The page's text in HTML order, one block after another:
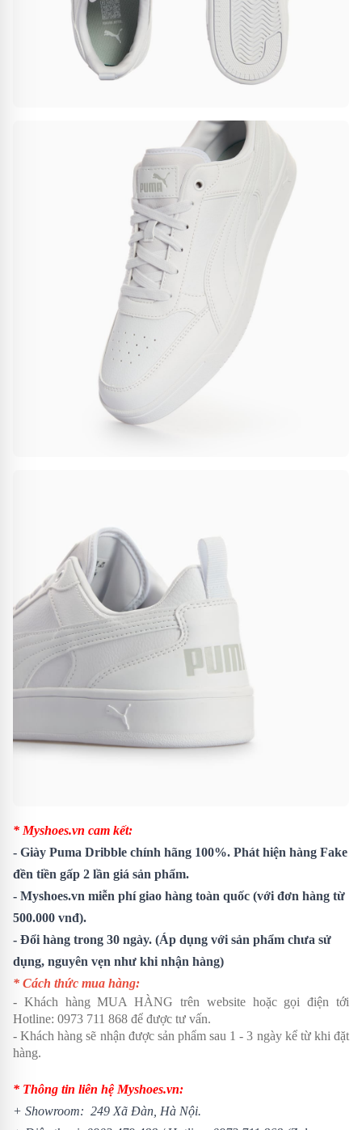
* Myshoes.vn cam kết:
- Giày Puma Dribble chính hãng 100%. Phát hiện hàng Fake
đền tiền gấp 2 lần giá sản phẩm.
- Myshoes.vn miễn phí giao hàng toàn quốc (với đơn hàng từ
500.000 vnđ).
- Đổi hàng trong 30 ngày. (Áp dụng với sản phẩm chưa sử
dụng, nguyên vẹn như khi nhận hàng)
* Cách thức mua hàng:
- Khách hàng MUA HÀNG trên website hoặc gọi điện tới
Hotline: 0973 711 868 để được tư vấn.
- Khách hàng sẽ nhận được sản phẩm sau 1 - 3 ngày kể từ khi đặt
hàng.
* Thông tin liên hệ Myshoes.vn:
+ Showroom: 249 Xã Đàn, Hà Nội.